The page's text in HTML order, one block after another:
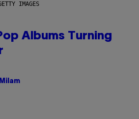
IMAGES
Albums Turning